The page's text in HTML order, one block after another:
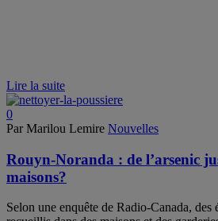
Lire la suite
0
Par Marilou Lemire Nouvelles
Rouyn-Noranda : de l’arsenic
maisons?
Selon une enquête de Radio-Canada, des